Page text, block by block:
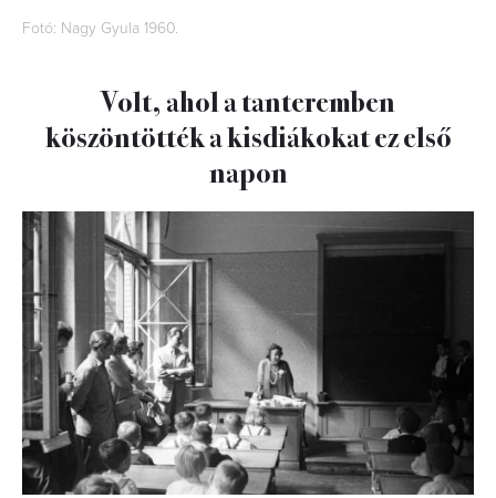
Fotó: Nagy Gyula 1960.
Volt, ahol a tanteremben
köszöntötték a kisdiákokat ez első
napon